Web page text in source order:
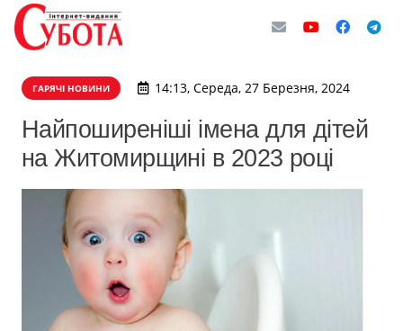
ГАРЯЧІ НОВИНИ 14:13, Середа, 27 Березня, 2024
Найпоширеніші імена для дітей
на Житомирщині в 2023 році